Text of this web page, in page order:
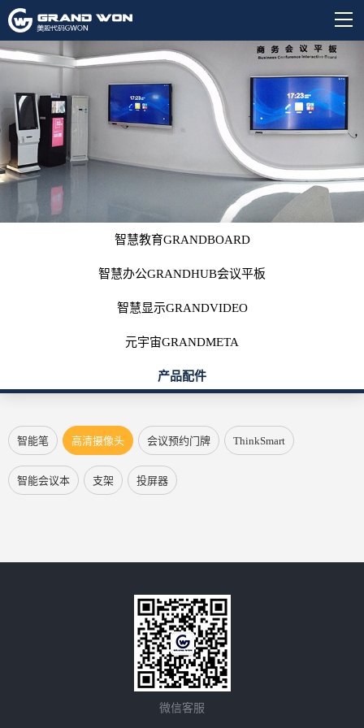
智慧教育GRANDBOARD
智慧办公GRANDHUB会议平板
智慧显示GRANDVIDEO
元宇宙GRANDMETA
产品配件
智能笔 高清摄像头 会议预约门牌 ThinkSmart
智能会议本 支架 投屏器
微信客服